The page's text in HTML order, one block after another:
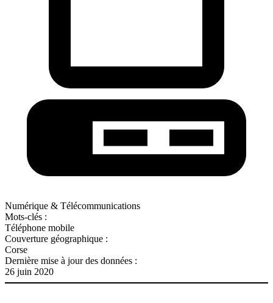
Numérique & Télécommunications
Mots-clés :
Téléphone mobile
Couverture géographique :
Corse
Dernière mise à jour des données :
26 juin 2020